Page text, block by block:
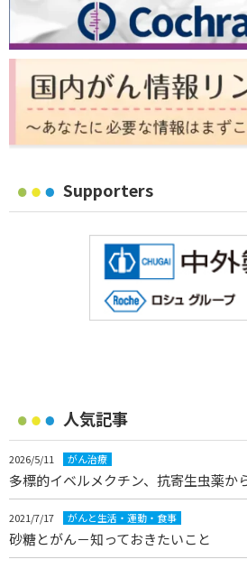
Supporters
人気記事
2026/5/11 がん治療
多標的イベルメクチン、抗寄生虫薬か
2021/7/17 がんと生活・運動・食事
砂糖とがん－知っておきたいこと